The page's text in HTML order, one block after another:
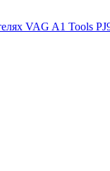
VAG A1 Tools